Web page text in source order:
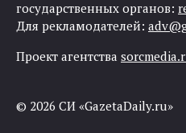
государственных органов:
Для рекламодателей:
Проект агентства
© 2026 СИ «GazetaDaily.ru»